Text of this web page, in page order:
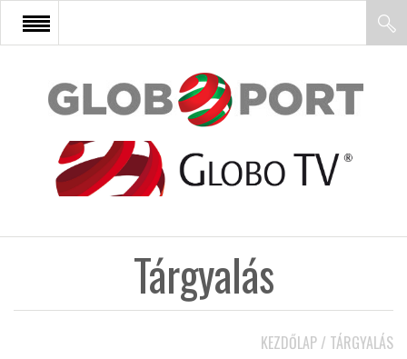
FŐOLDAL
AFRIKA
Tárgyalás
KEZDŐLAP / TÁRGYALÁS